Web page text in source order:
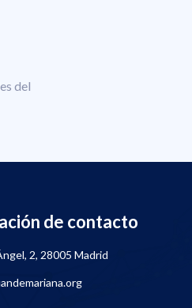
del
de contacto
2, 28005 Madrid